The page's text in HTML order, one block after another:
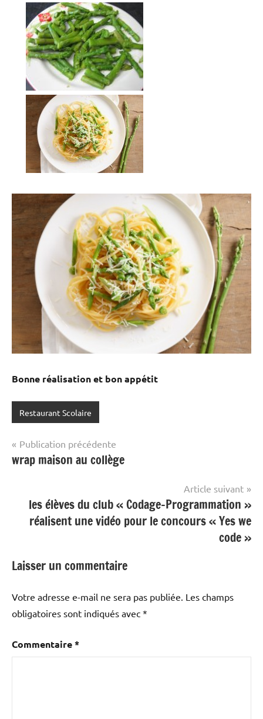
Bonne réalisation et bon appétit
Restaurant Scolaire
Navigation
de
Publication précédente
wrap maison au collège
Article suivant
les élèves du club « Codage-Programmation »
réalisent une vidéo pour le concours « Yes we
code »
Laisser un commentaire
Votre adresse e-mail ne sera pas publiée. Les champs
obligatoires sont indiqués avec *
Commentaire*